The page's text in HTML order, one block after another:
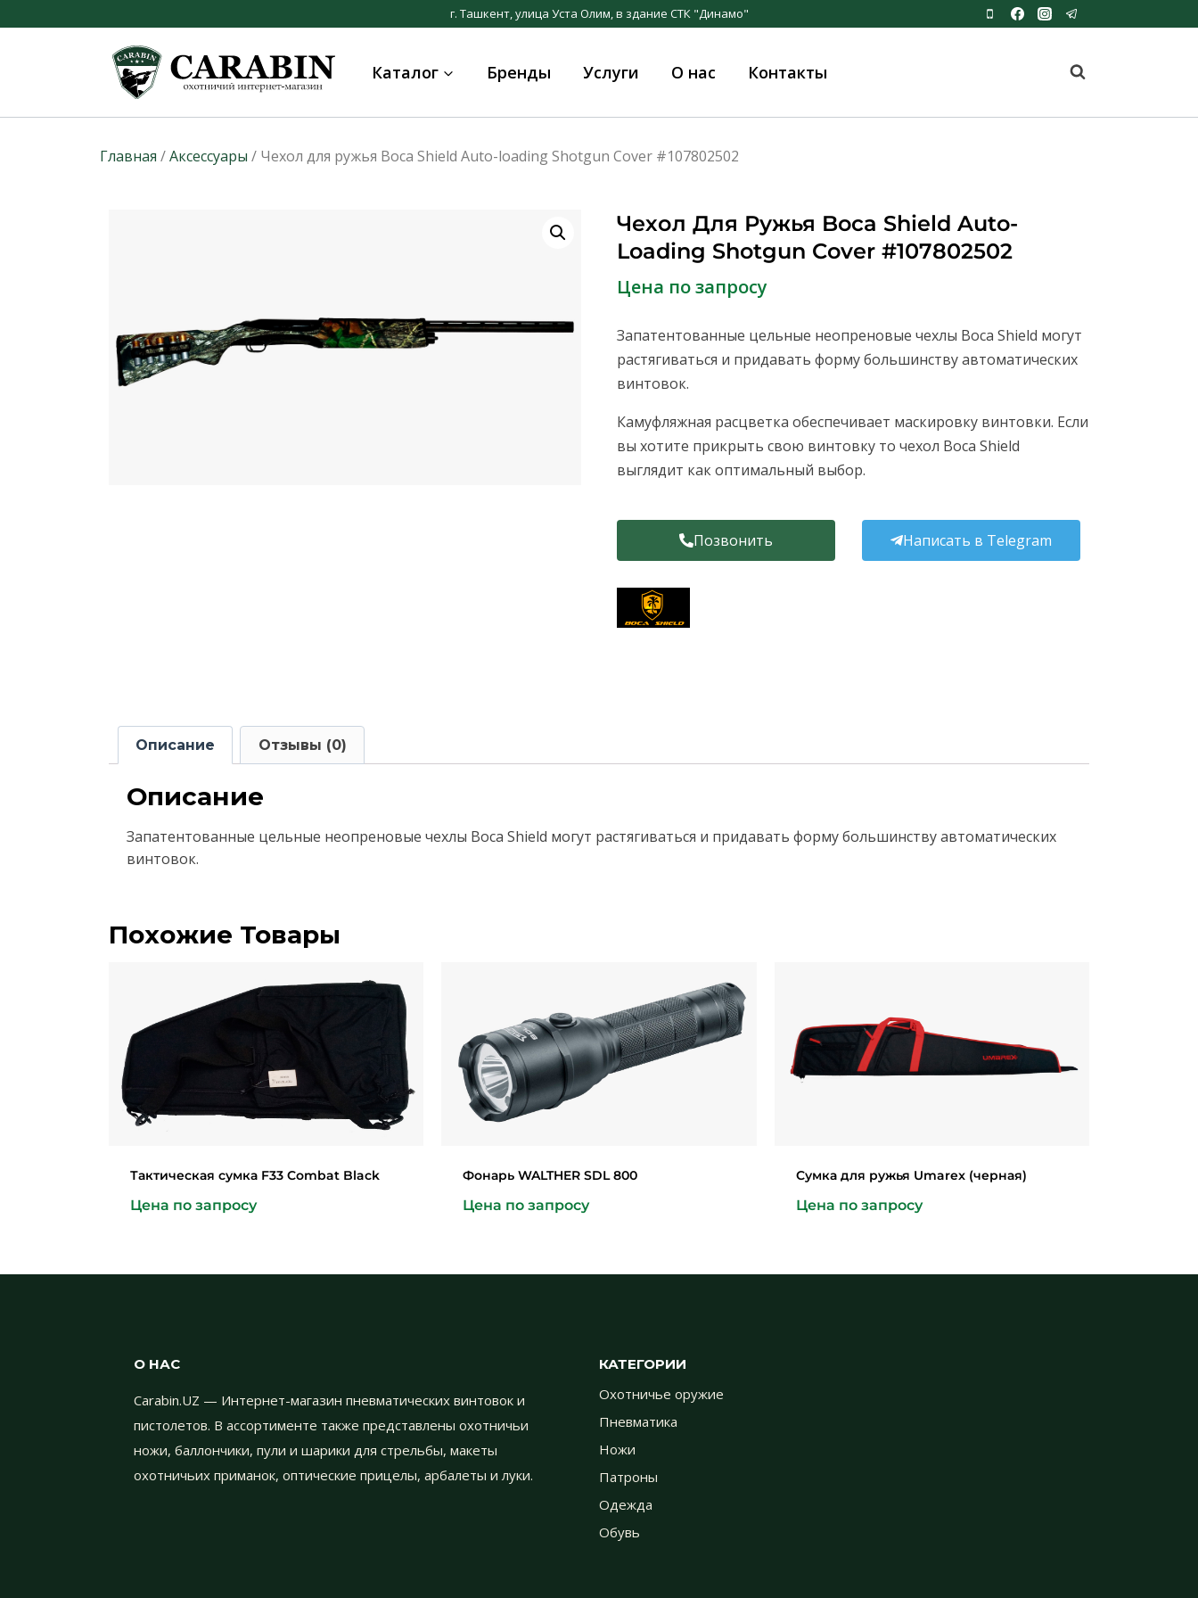
г. Ташкент, улица Уста Олим, в здание СТК "Динамо"
Каталог Бренды Услуги О нас Контакты
Главная /Аксессуары / Чехол для ружья Boca Shield Auto-loading Shotgun Cover #107802502
Чехол Для Ружья Boca Shield Auto-
Loading Shotgun Cover #107802502
Цена по запросу
Запатентованные цельные неопреновые чехлы Boca Shield могут
растягиваться и придавать форму большинству автоматических
винтовок.
Камуфляжная расцветка обеспечивает маскировку винтовки. Если
вы хотите прикрыть свою винтовку то чехол Boca Shield
выглядит как оптимальный выбор.
Позвонить Написать в Telegram
Описание Отзывы (0)
Описание
Запатентованные цельные неопреновые чехлы Boca Shield могут растягиваться и придавать форму большинству автоматических
винтовок.
Похожие Товары
Тактическая сумка F33 Combat Black
Цена по запросу
Фонарь WALTHER SDL 800
Цена по запросу
Сумка для ружья Umarex (черная)
Цена по запросу
О НАС
Carabin.UZ — Интернет-магазин пневматических винтовок и
пистолетов. В ассортименте также представлены охотничьи
ножи, баллончики, пули и шарики для стрельбы, макеты
охотничьих приманок, оптические прицелы, арбалеты и луки.
КАТЕГОРИИ
Охотничье оружие
Пневматика
Ножи
Патроны
Одежда
Обувь